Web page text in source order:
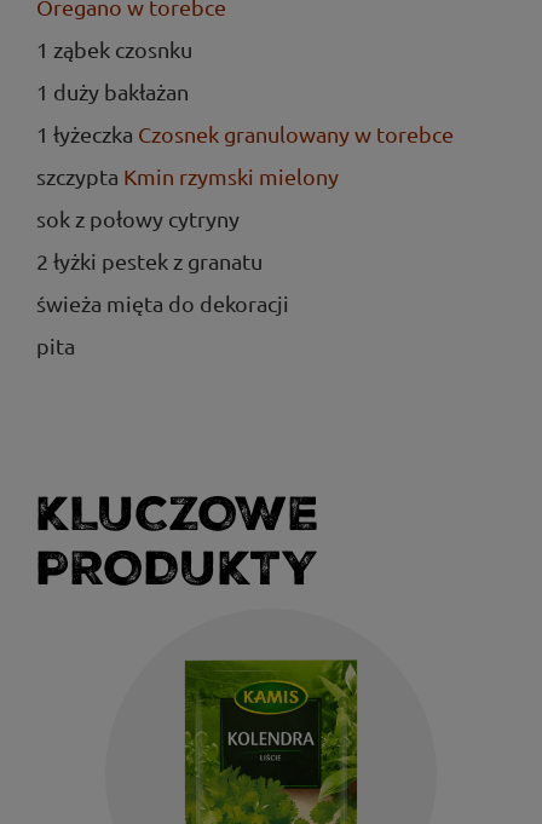
Oregano w torebce
1 ząbek czosnku
1 duży bakłażan
1 łyżeczka Czosnek granulowany w torebce
szczypta Kmin rzymski mielony
sok z połowy cytryny
2 łyżki pestek z granatu
świeża mięta do dekoracji
pita
KLUCZOWE
PRODUKTY